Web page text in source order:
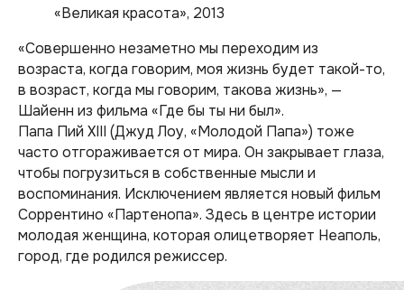
«Великая красота», 2013
«Совершенно незаметно мы переходим из
возраста, когда говорим, моя жизнь будет такой-то,
в возраст, когда мы говорим, такова жизнь», —
Шайенн из фильма «Где бы ты ни был».
Папа Пий XIII (Джуд Лоу, «Молодой Папа») тоже
часто отгораживается от мира. Он закрывает глаза,
чтобы погрузиться в собственные мысли и
воспоминания. Исключением является новый фильм
Соррентино «Партенопа». Здесь в центре истории
молодая женщина, которая олицетворяет Неаполь,
город, где родился режиссер.